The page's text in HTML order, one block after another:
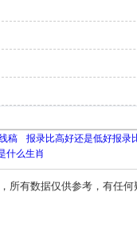
稿 报录比高好还是低好报录
什么生肖
所有数据仅供参考，有任何